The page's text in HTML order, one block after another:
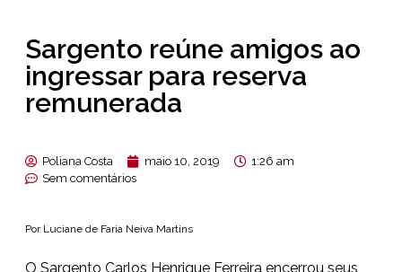
Sargento reúne amigos ao
ingressar para reserva
remunerada
Poliana Costa maio 10, 2019
1:26 am
Sem comentários
Por Luciane de Faria Neiva Martins
O Sargento Carlos Henrique Ferreira encerrou seus